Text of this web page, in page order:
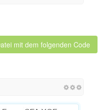
mit dem folgenden Code